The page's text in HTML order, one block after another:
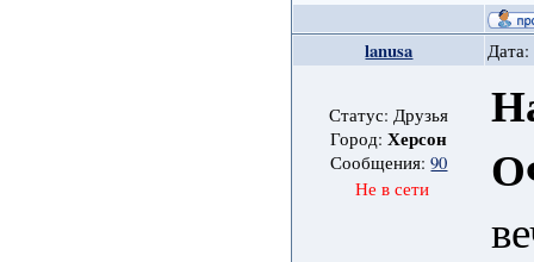
lanusa
Статус: Друзья
Город:Херсон
Сообщения:90
Не в сети